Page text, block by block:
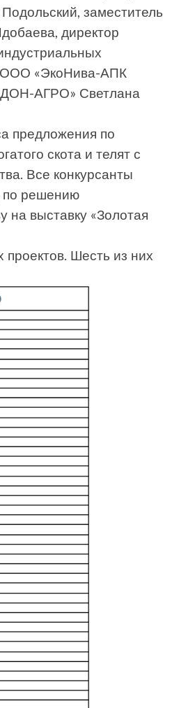
заместитель
директор
ООО «ЭкоНива-АПК
АГРО» Светлана
предложения по
скота и телят с
Все конкурсанты
по решению
на выставку «Золотая
Шесть из них